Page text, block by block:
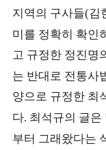
지역의 구사들(김
미를 정확히 확인
고 규정한 정진명
는 반대로 전통사
양으로 규정한 최
다. 최석규의 글
부터 그래왔다는